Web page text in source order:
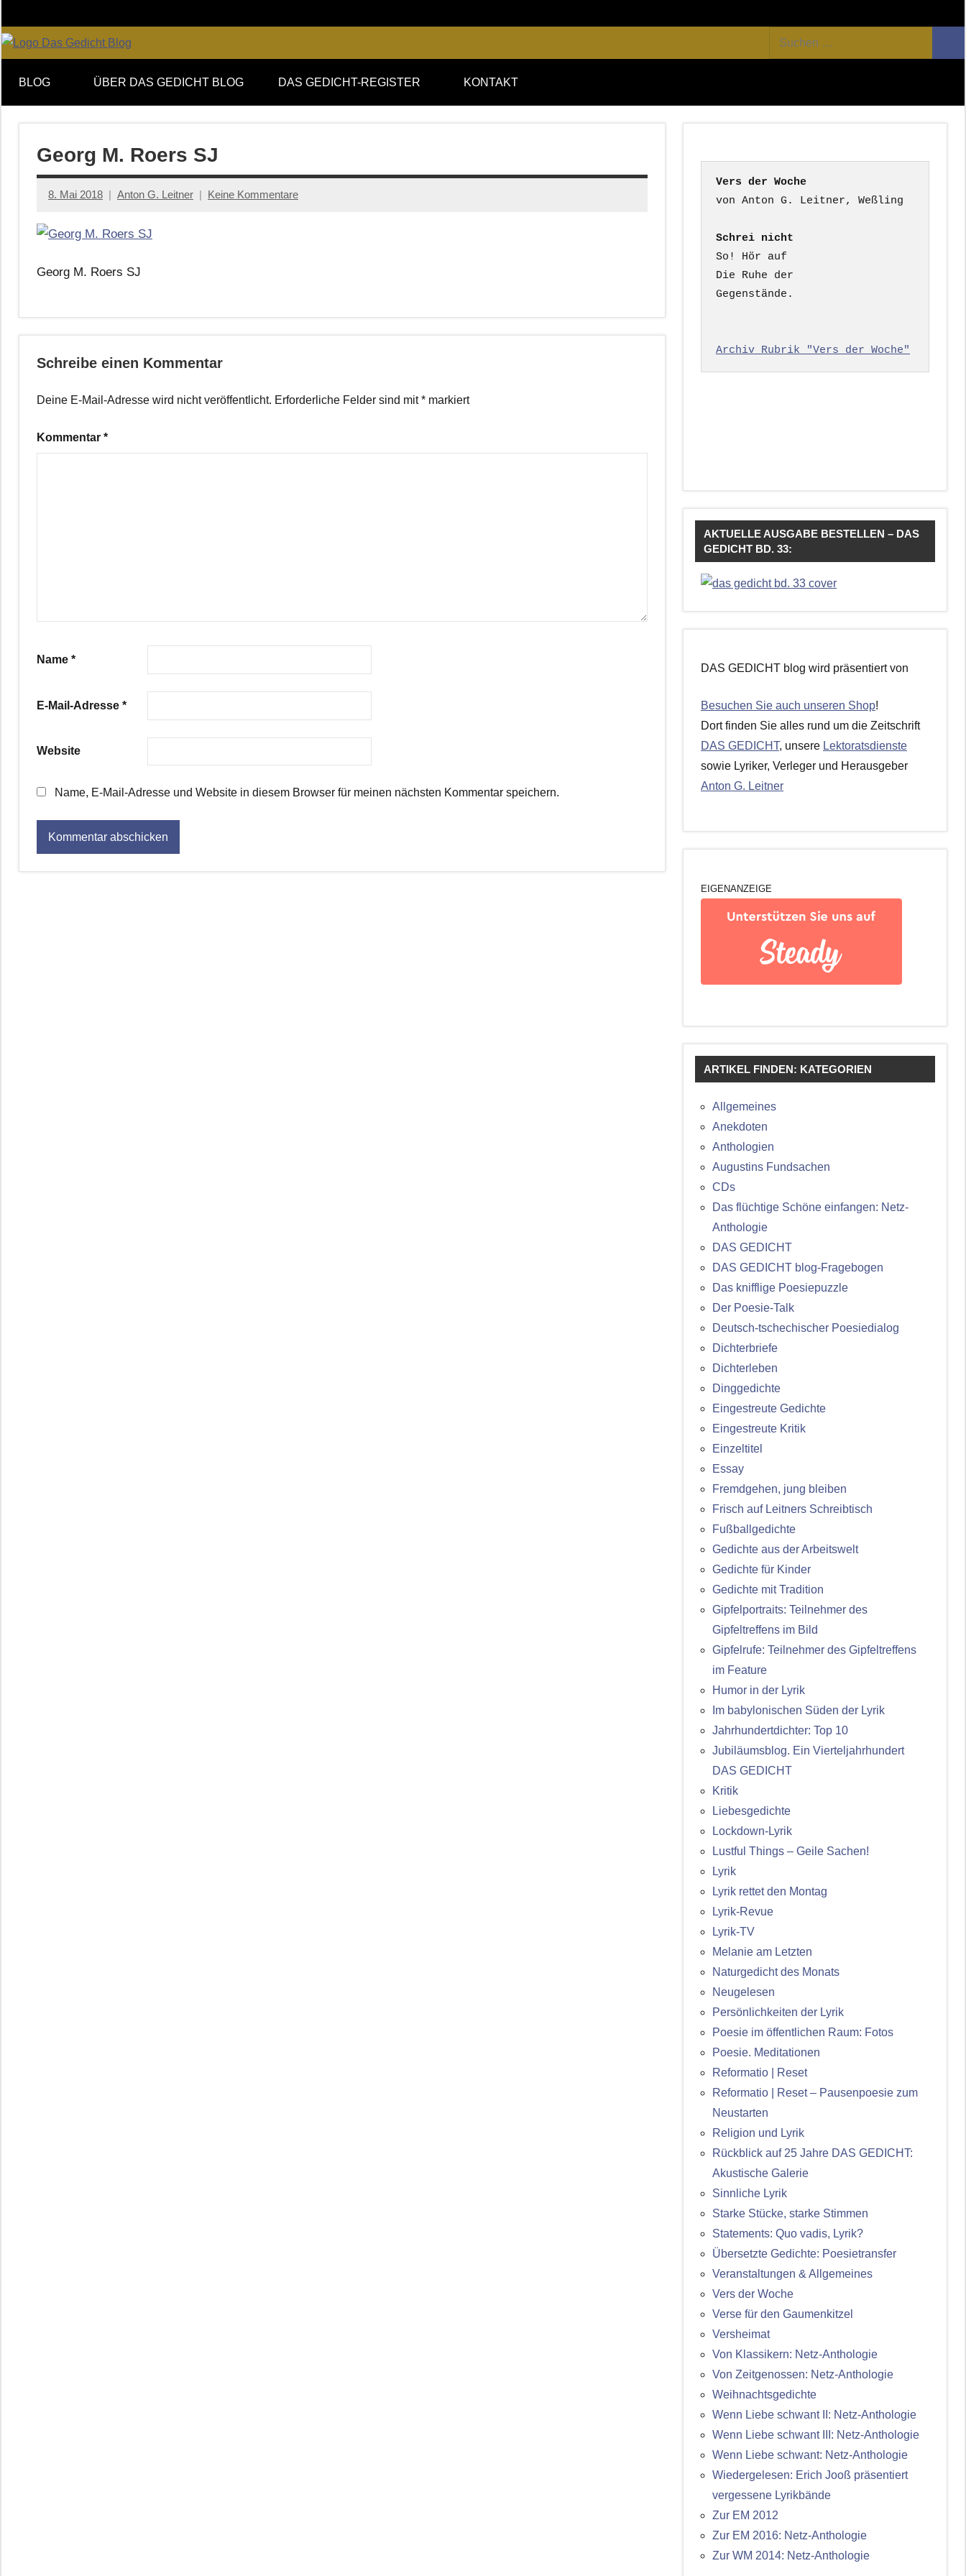
Inhalt
springen
DAS
GEDICHT
blog
von
DAS
GEDICHT.
für
Lyrik,
Essay
Kritik
Suchen
nach:
BLOG ÜBER DAS GEDICHT BLOG DAS GEDICHT-REGISTER KONTAKT
Georg M. Roers SJ
8. Mai 2018 Anton G. Leitner Keine Kommentare
Georg M. Roers SJ
Schreibe einen Kommentar
Deine E-Mail-Adresse wird nicht veröffentlicht. Erforderliche Felder sind mit* markiert
Kommentar *
Name *
E-Mail-Adresse *
Website
Name, E-Mail-Adresse und Website in diesem Browser für meinen nächsten Kommentar speichern.
Vers der Woche
Schrei nicht
So! Hör auf
Die Ruhe der
Gegenstände.
Archiv Rubrik "Vers der Woche"
AKTUELLE AUSGABE BESTELLEN – DAS
GEDICHT BD. 33:
DAS GEDICHT blog wird präsentiert von
Besuchen Sie auch unseren Shop!
Dort finden Sie alles rund um die Zeitschrift
DAS GEDICHT, unsere Lektoratsdienste
sowie Lyriker, Verleger und Herausgeber
Anton G. Leitner
EIGENANZEIGE
ARTIKEL FINDEN: KATEGORIEN
Allgemeines
Anekdoten
Anthologien
Augustins Fundsachen
CDs
Das flüchtige Schöne einfangen: Netz-
Anthologie
DAS GEDICHT
DAS GEDICHT blog-Fragebogen
Das knifflige Poesiepuzzle
Der Poesie-Talk
Deutsch-tschechischer Poesiedialog
Dichterbriefe
Dichterleben
Dinggedichte
Eingestreute Gedichte
Eingestreute Kritik
Einzeltitel
Essay
Fremdgehen, jung bleiben
Frisch auf Leitners Schreibtisch
Fußballgedichte
Gedichte aus der Arbeitswelt
Gedichte für Kinder
Gedichte mit Tradition
Gipfelportraits: Teilnehmer des
Gipfeltreffens im Bild
Gipfelrufe: Teilnehmer des Gipfeltreffens
im Feature
Humor in der Lyrik
Im babylonischen Süden der Lyrik
Jahrhundertdichter: Top 10
Jubiläumsblog. Ein Vierteljahrhundert
DAS GEDICHT
Kritik
Liebesgedichte
Lockdown-Lyrik
Lustful Things – Geile Sachen!
Lyrik
Lyrik rettet den Montag
Lyrik-Revue
Lyrik-TV
Melanie am Letzten
Naturgedicht des Monats
Neugelesen
Persönlichkeiten der Lyrik
Poesie im öffentlichen Raum: Fotos
Poesie. Meditationen
Reformatio | Reset
Reformatio | Reset – Pausenpoesie zum
Neustarten
Religion und Lyrik
Rückblick auf 25 Jahre DAS GEDICHT:
Akustische Galerie
Sinnliche Lyrik
Starke Stücke, starke Stimmen
Statements: Quo vadis, Lyrik?
Übersetzte Gedichte: Poesietransfer
Veranstaltungen & Allgemeines
Vers der Woche
Verse für den Gaumenkitzel
Versheimat
Von Klassikern: Netz-Anthologie
Von Zeitgenossen: Netz-Anthologie
Weihnachtsgedichte
Wenn Liebe schwant II: Netz-Anthologie
Wenn Liebe schwant III: Netz-Anthologie
Wenn Liebe schwant: Netz-Anthologie
Wiedergelesen: Erich Jooß präsentiert
vergessene Lyrikbände
Zur EM 2012
Zur EM 2016: Netz-Anthologie
Zur WM 2014: Netz-Anthologie